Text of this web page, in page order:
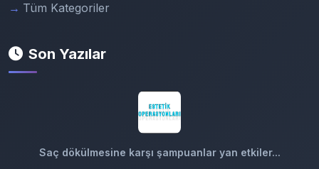
Tüm Kategoriler
Son Yazılar
Saç dökülmesine karşı şampuanlar yan etkiler...